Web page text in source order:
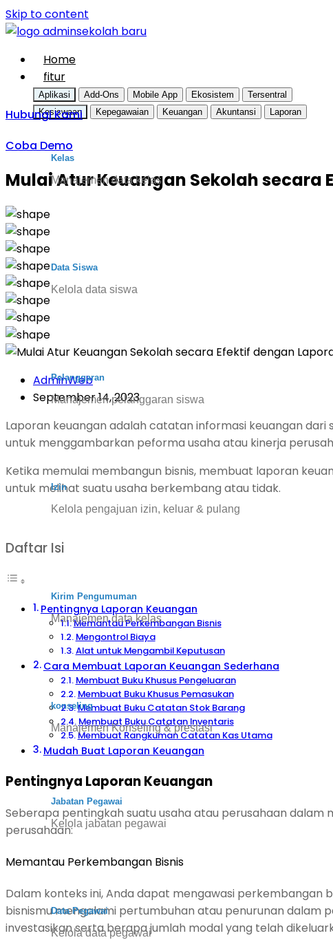
Skip to content
Home
fitur
Aplikasi Add-Ons Mobile App Ekosistem
Tersentral
Kesiswaan
Kepegawaian Keuangan Akuntansi Laporan
Kelas
Manajemen data kelas
Data Siswa
Kelola data siswa
Pelanggaran
Manajemen pelanggaran siswa
Izin
Kelola pengajuan izin, keluar & pulang
Kirim Pengumuman
Manajemen data kelas
konseling
Manajemen Konseling & prestasi
Jabatan Pegawai
Kelola jabatan pegawai
Data Pegawai
Kelola data pegawai
Hubungi Kami
Coba Demo
Mulai Atur Keuangan Sekolah
AdminWeb
September 14, 2023
Laporan keuangan adalah catatan informasi keuangan
untuk menggambarkan peforma usaha atau kinerja
Ketika memulai membangun bisnis, membuat laporan
untuk melihat suatu usaha berkembang atau tidak.
Daftar Isi
Pentingnya Laporan Keuangan
Memantau Perkembangan Bisnis
Mengontrol Biaya
Alat untuk Mengambil Keputusan
Cara Membuat Laporan Keuangan Sederhana
Membuat Buku Khusus Pengeluaran
Membuat Buku Khusus Pemasukan
Membuat Buku Catatan Stok Barang
Membuat Buku Catatan Inventaris
Membuat Rangkuman Catatan Kas Utama
Mudah Buat Laporan Keuangan
Pentingnya Laporan Keuangan
Seberapa pentingkah suatu usaha atau perusahaan
perusahaan:
Memantau Perkembangan Bisnis
Dalam konteks ini, Anda dapat mengawasi perkembangan
bisnismu mengalami pertumbuhan atau penurunan dalam
investasikan serta berapa jumlah modal yang telah